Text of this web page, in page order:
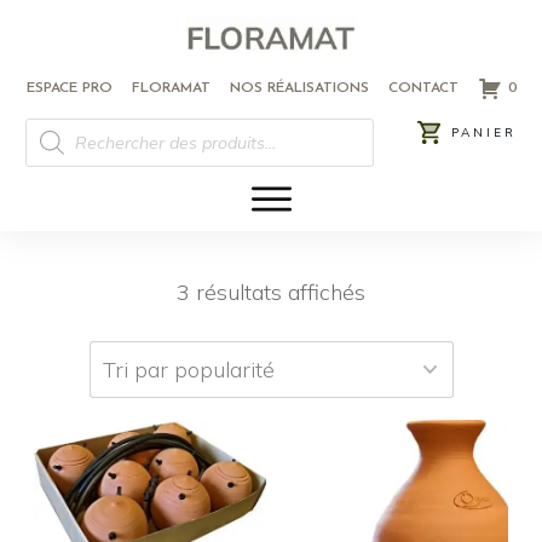
ESPACE PRO FLORAMAT NOS RÉALISATIONS CONTACT 0
PANIER
RECHERCHE
DE
PRODUITS
3 résultats affichés
Ce
produit
a
plusieurs
Ce
produit
a
plusieurs